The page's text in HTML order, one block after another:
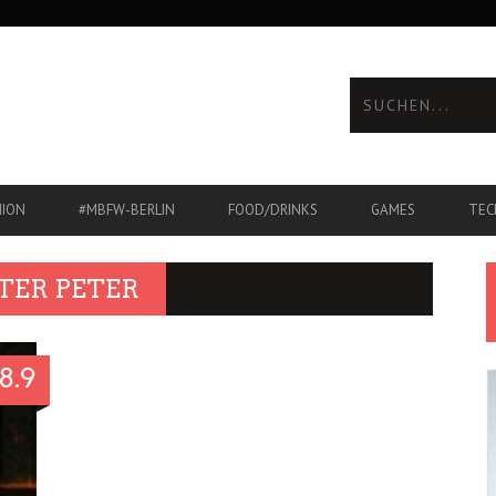
#MBFW-BERLIN FOOD/DRINKS GAMES
PETER